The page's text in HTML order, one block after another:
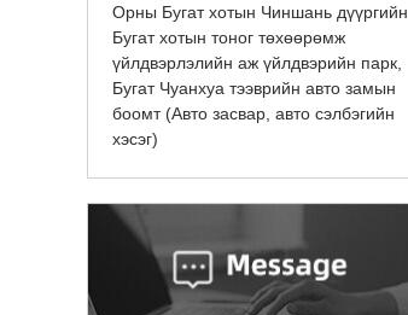
Орны Бугат хотын Чиншань дүүргийн
Бугат хотын тоног төхөөрөмж
үйлдвэрлэлийн аж үйлдвэрийн парк,
Бугат Чуанхуа тээврийн авто замын
боомт (Авто засвар, авто сэлбэгийн
хэсэг)